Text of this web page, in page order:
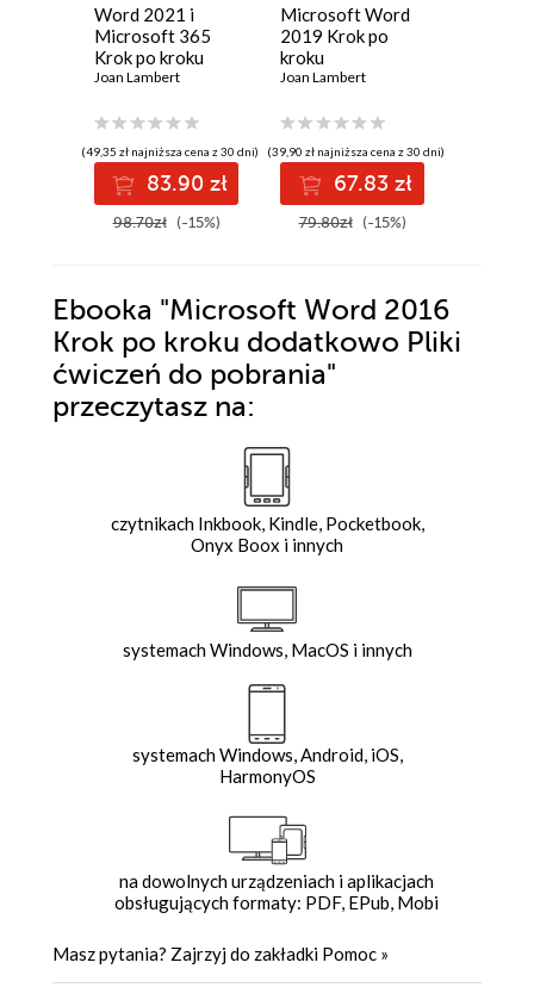
Word 2021 i
Microsoft 365
Krok po kroku
Joan Lambert
(49,35 zł najniższa cena z 30 dni)
83.90 zł
98.70zł (-15%)
Microsoft Word
2019 Krok po
kroku
Joan Lambert
(39,90 zł najniższa cena z 30 dni)
67.83 zł
79.80zł (-15%)
Ebooka "Microsoft Word 2016
Krok po kroku dodatkowo Pliki
ćwiczeń do pobrania"
przeczytasz na:
czytnikach Inkbook, Kindle, Pocketbook,
Onyx Boox i innych
systemach Windows, MacOS i innych
systemach Windows, Android, iOS,
HarmonyOS
na dowolnych urządzeniach i aplikacjach
obsługujących formaty: PDF, EPub, Mobi
Masz pytania? Zajrzyj do zakładki Pomoc »